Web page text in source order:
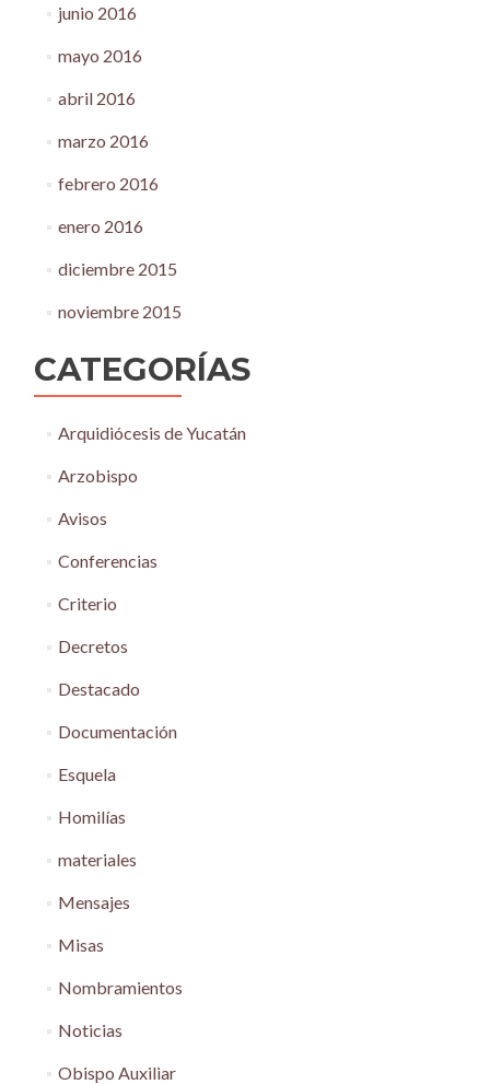
junio 2016
mayo 2016
abril 2016
marzo 2016
febrero 2016
enero 2016
diciembre 2015
noviembre 2015
CATEGORÍAS
Arquidiócesis de Yucatán
Arzobispo
Avisos
Conferencias
Criterio
Decretos
Destacado
Documentación
Esquela
Homilías
materiales
Mensajes
Misas
Nombramientos
Noticias
Obispo Auxiliar